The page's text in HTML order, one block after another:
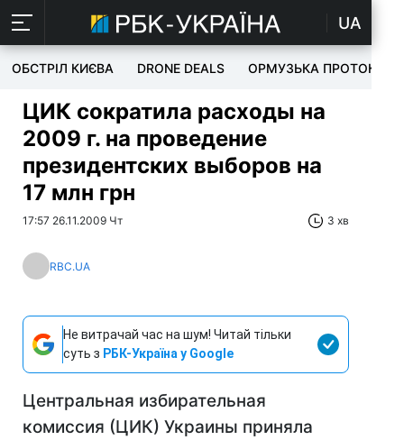
UA
ОБСТРІЛ КИЄВА DRONE DEALS ОРМУЗЬКА ПРОТОКА
ЦИК сократила расходы на
2009 г. на проведение
президентских выборов на
17 млн грн
17:57 26.11.2009 Чт 3 хв
RBC.UA
Не витрачай час на шум! Читай тільки
суть з РБК-Україна у Google
Центральная избирательная
комиссия (ЦИК) Украины приняла